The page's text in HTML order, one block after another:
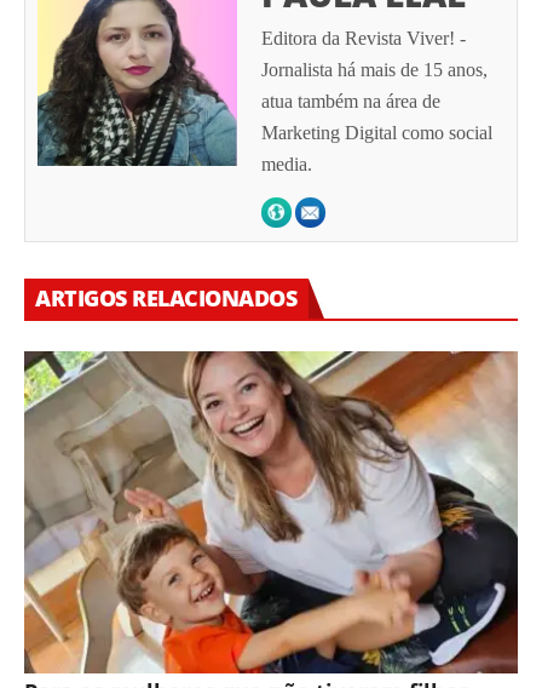
Editora da Revista Viver! -
Jornalista há mais de 15 anos,
atua também na área de
Marketing Digital como social
media.
ARTIGOS RELACIONADOS